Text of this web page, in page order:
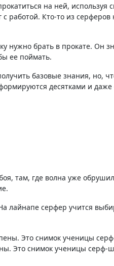
на ней, используя
Кто-то из
брать в прокате. Он
ее поймать.
базовые знания, но,
десятками и даже
там, где волна уже
серфер учится
Это снимок ученицы серф-